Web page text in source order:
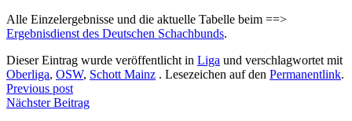
Alle Einzelergebnisse und die aktuelle Tabelle beim ==>
Ergebnisdienst des Deutschen Schachbunds.
Dieser Eintrag wurde veröffentlicht in Liga und verschlagwortet mit
Oberliga, OSW, Schott Mainz . Lesezeichen auf den Permanentlink.
Beitragsnavigation
Previous post
Nächster Beitrag